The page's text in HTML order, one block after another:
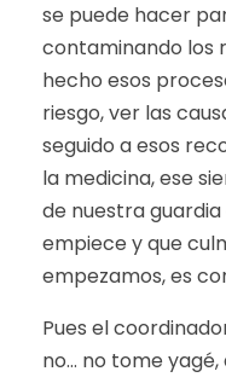
se puede hacer
contaminando los
hecho esos
riesgo, ver las
seguido a esos
la medicina, ese
de nuestra
empiece y que
empezamos, es
Pues el
no… no tome yagé,